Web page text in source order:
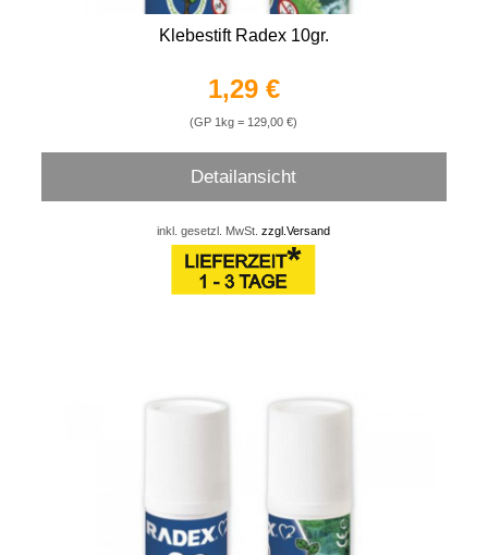
Klebestift Radex 10gr.
1,29 €
(GP 1kg = 129,00 €)
Detailansicht
inkl. gesetzl. MwSt.zzgl.Versand